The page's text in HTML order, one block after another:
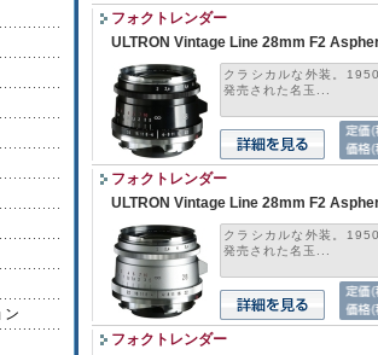
ン
フォクトレンダー
ULTRON Vintage Line 28mm F2
クラシカルな外装。
発売された名玉...
フォクトレンダー
ULTRON Vintage Line 28mm F2
クラシカルな外装。
発売された名玉...
フォクトレンダー